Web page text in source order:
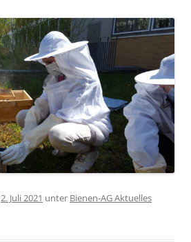
2. Juli 2021 unter Bienen-AG Aktuelles